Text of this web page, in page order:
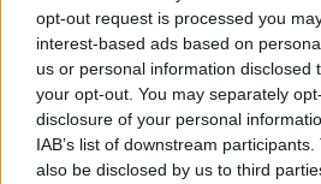
opt-out request is processed you
interest-based ads based on
us or personal information disclosed
your opt-out. You may separately
disclosure of your personal
IAB’s list of downstream
also be disclosed by us to third